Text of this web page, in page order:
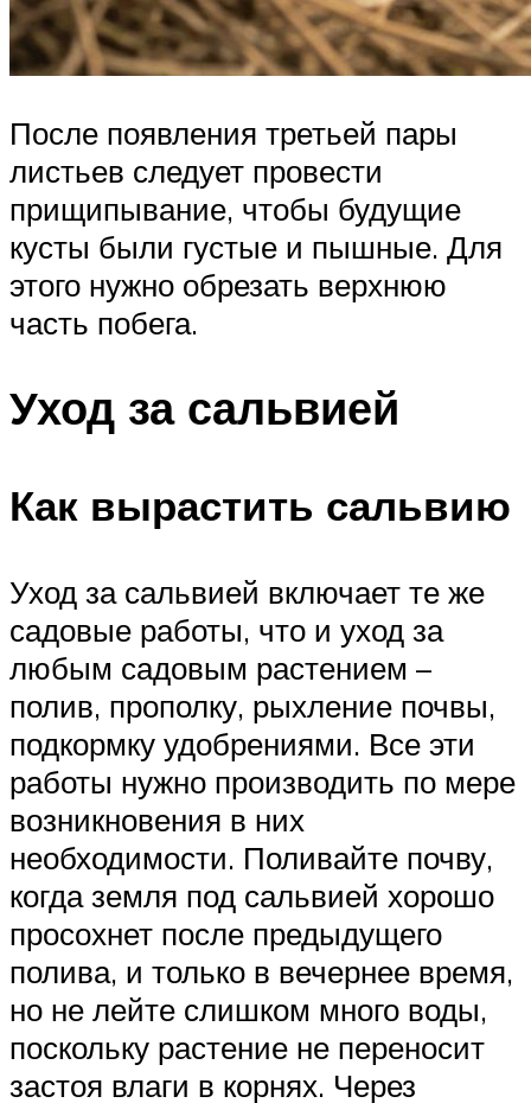
После появления третьей пары
листьев следует провести
прищипывание, чтобы будущие
кусты были густые и пышные. Для
этого нужно обрезать верхнюю
часть побега.
Уход за сальвией
Как вырастить сальвию
Уход за сальвией включает те же
садовые работы, что и уход за
любым садовым растением –
полив, прополку, рыхление почвы,
подкормку удобрениями. Все эти
работы нужно производить по мере
возникновения в них
необходимости. Поливайте почву,
когда земля под сальвией хорошо
просохнет после предыдущего
полива, и только в вечернее время,
но не лейте слишком много воды,
поскольку растение не переносит
застоя влаги в корнях. Через